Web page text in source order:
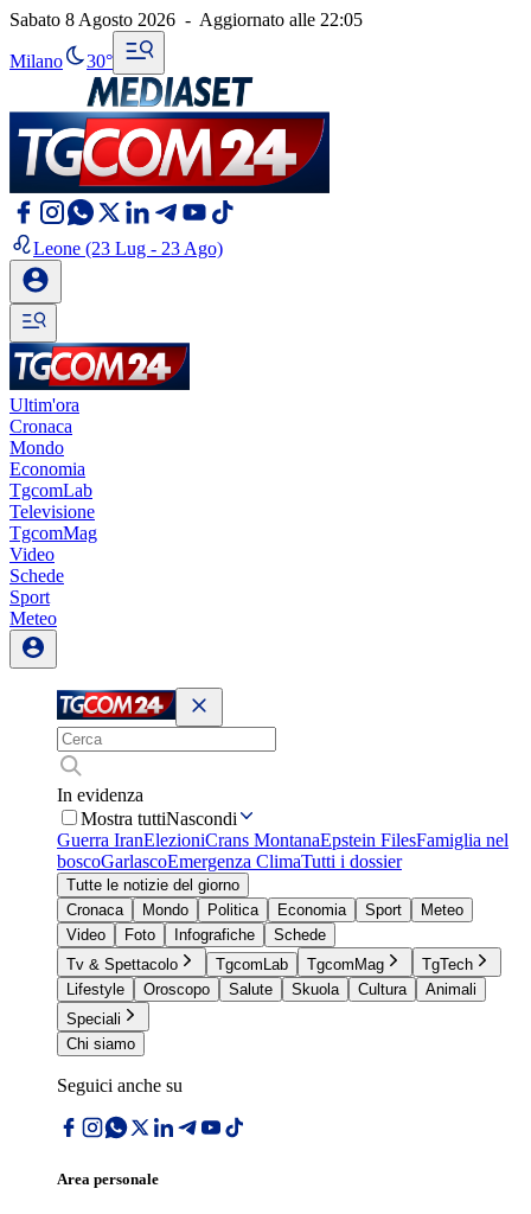
Sabato 8 Agosto 2026 - Aggiornato alle 22:05
Milano 30°
Leone (23 Lug - 23 Ago)
Ultim'ora
Cronaca
Mondo
Economia
TgcomLab
Televisione
TgcomMag
Video
Schede
Sport
Meteo
In evidenza
Mostra tuttiNascondi
Guerra IranElezioniCrans MontanaEpstein FilesFamiglia nel
boscoGarlascoEmergenza ClimaTutti i dossier
Tutte le notizie del giorno
Cronaca
Mondo Politica Economia Sport
Meteo
Video
Foto Infografiche
Schede
Tv & Spettacolo
TgcomLab TgcomMag
TgTech
Lifestyle
Oroscopo Salute Skuola Cultura
Animali
Speciali
Chi siamo
Seguici anche su
Area personale